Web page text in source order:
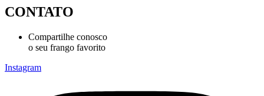
CONTATO
Compartilhe conosco
o seu frango favorito
Instagram